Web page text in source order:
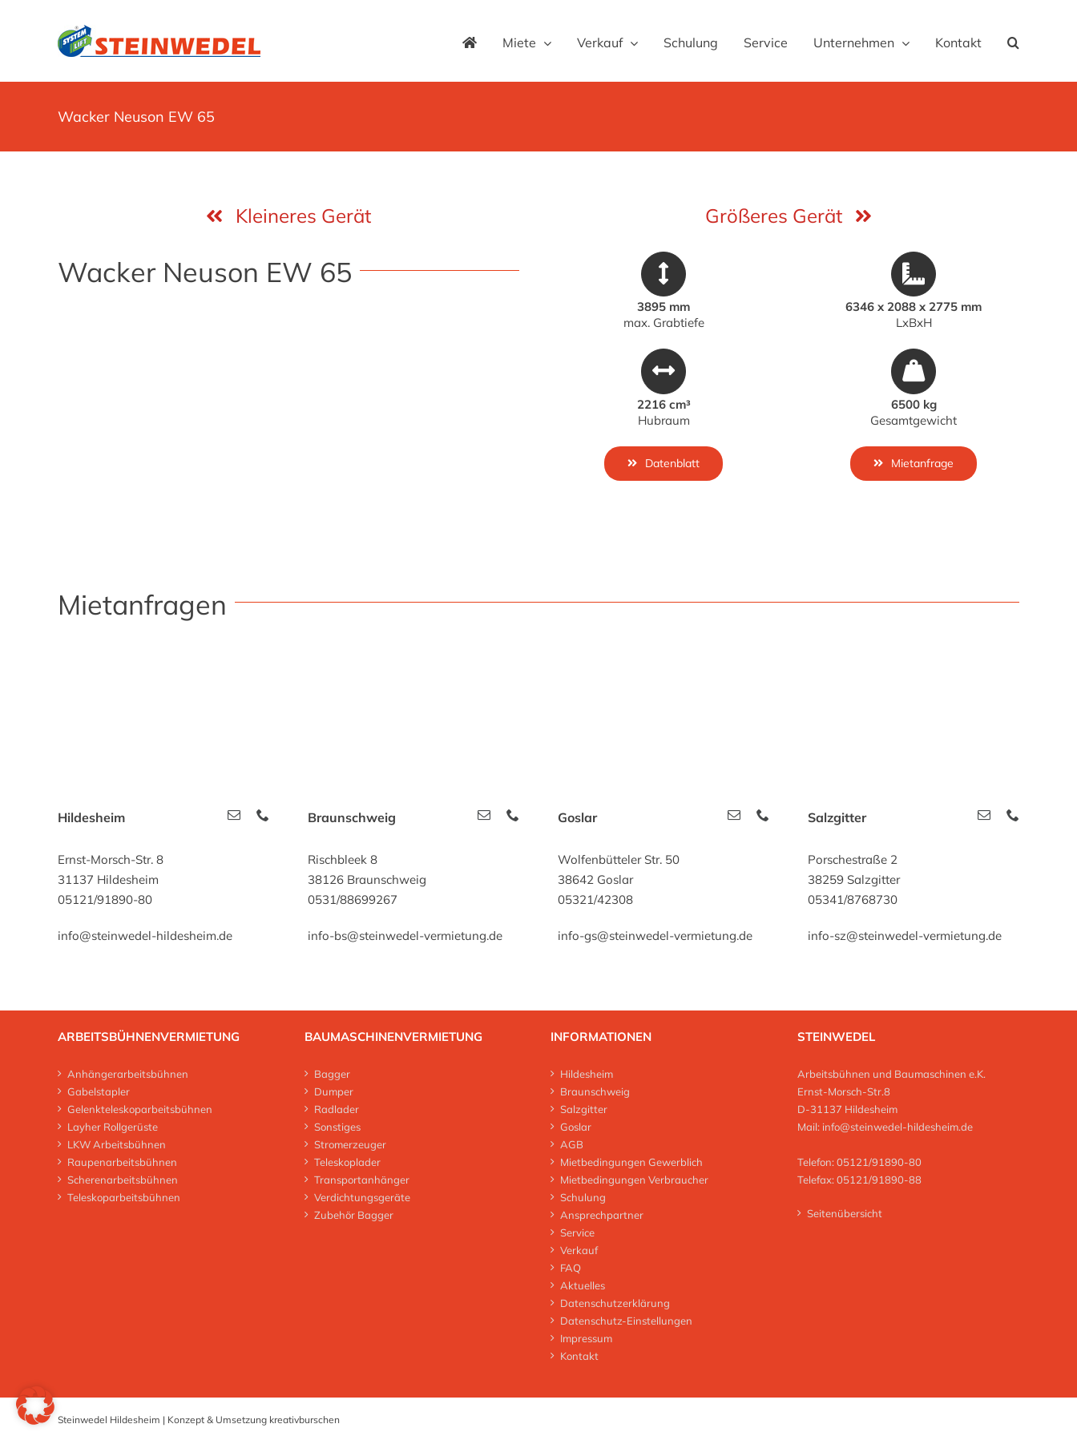
Miete Verkauf Schulung Service Unternehmen Kontakt
Wacker Neuson EW 65
Kleineres Gerät Größeres Gerät
Wacker Neuson EW 65
3895 mm
max. Grabtiefe
2216 cm³
Hubraum
Datenblatt
6346 x 2088 x 2775 mm
LxBxH
6500 kg
Gesamtgewicht
Mietanfrage
Mietanfragen
Hildesheim
Ernst-Morsch-Str. 8
31137 Hildesheim
05121/91890-80
info@steinwedel-hildesheim.de
Braunschweig
Rischbleek 8
38126 Braunschweig
0531/88699267
info-bs@steinwedel-vermietung.de
Goslar
Wolfenbütteler Str. 50
38642 Goslar
05321/42308
info-gs@steinwedel-vermietung.de
Salzgitter
Porschestraße 2
38259 Salzgitter
05341/8768730
info-sz@steinwedel-vermietung.de
ARBEITSBÜHNENVERMIETUNG
Anhängerarbeitsbühnen
Gabelstapler
Gelenkteleskoparbeitsbühnen
Layher Rollgerüste
LKW Arbeitsbühnen
Raupenarbeitsbühnen
Scherenarbeitsbühnen
Teleskoparbeitsbühnen
BAUMASCHINENVERMIETUNG
Bagger
Dumper
Radlader
Sonstiges
Stromerzeuger
Teleskoplader
Transportanhänger
Verdichtungsgeräte
Zubehör Bagger
INFORMATIONEN
Hildesheim
Braunschweig
Salzgitter
Goslar
AGB
Mietbedingungen Gewerblich
Mietbedingungen Verbraucher
Schulung
Ansprechpartner
Service
Verkauf
FAQ
Aktuelles
Datenschutzerklärung
Datenschutz-Einstellungen
Impressum
Kontakt
STEINWEDEL
Arbeitsbühnen und Baumaschinen e.K.
Ernst-Morsch-Str.8
D-31137 Hildesheim
Mail: info@steinwedel-hildesheim.de
Telefon: 05121/91890-80
Telefax: 05121/91890-88
Seitenübersicht
Steinwedel Hildesheim | Konzept & Umsetzung kreativburschen